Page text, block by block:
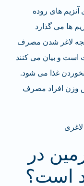
آنزیم های روده
ها می گذارد
لاغر شدن مصرف
است و بیان می کنند
غذا می شود.
وزن افراد مصرف
لاغری
در
است؟